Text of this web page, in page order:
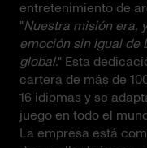
entretenimiento de
"Nuestra misión era,
emoción sin igual de
global." Esta
cartera de más de
16 idiomas y se
juego en todo el
La empresa está